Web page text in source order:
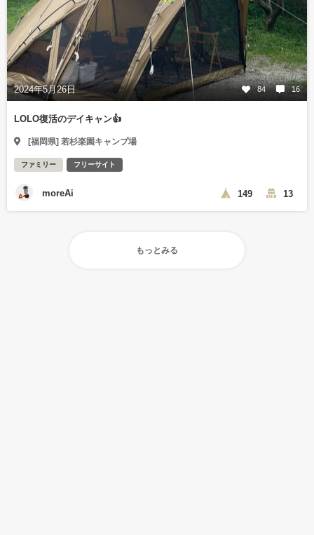
2024年5月26日 84 16
LOLO復活のデイキャン👍
[福岡県] 若杉楽園キャンプ場
ファミリー フリーサイト
moreAi 149 13
もっとみる